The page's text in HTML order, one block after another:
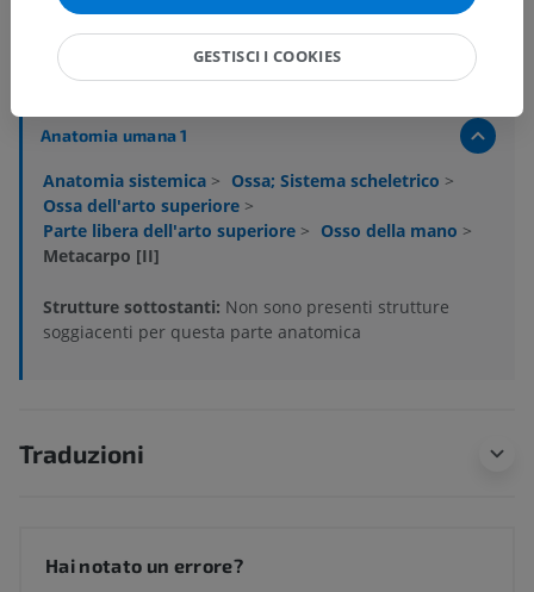
Gerarchia anatomica
Anatomia umana 1
Anatomia sistemica > Ossa; Sistema scheletrico >
Ossa dell'arto superiore >
Parte libera dell'arto superiore > Osso della mano >
Metacarpo [II]
Strutture sottostanti: Non sono presenti strutture
soggiacenti per questa parte anatomica
Traduzioni
Hai notato un errore?
GESTISCI I COOKIES